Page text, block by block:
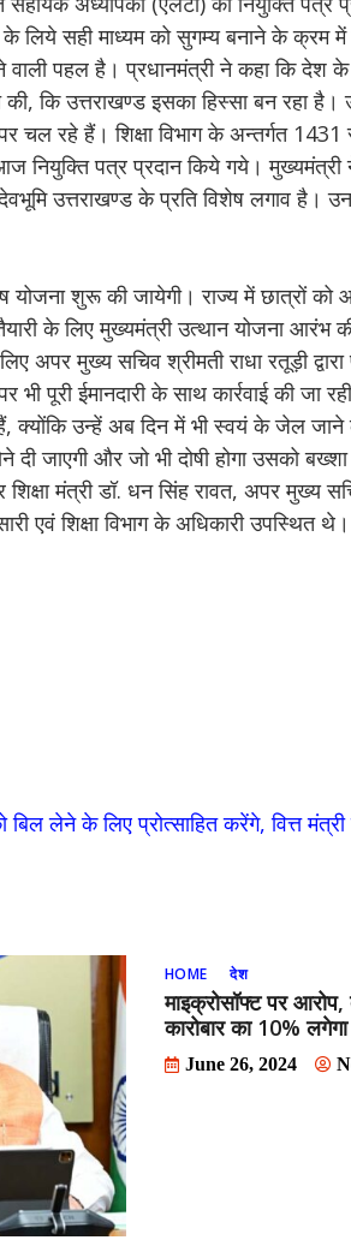
सही माध्यम को सुगम्य बनाने के क्रम
पहल है। प्रधानमंत्री ने कहा कि देश
कि उत्तराखण्ड इसका हिस्सा बन रहा है।
चल रहे हैं। शिक्षा विभाग के अन्तर्गत
पत्र प्रदान किये गये। मुख्यमंत्री
उत्तराखण्ड के प्रति विशेष लगाव है।
योजना शुरू की जायेगी। राज्य में छात्रों
के लिए मुख्यमंत्री उत्थान योजना आरंभ
अपर मुख्य सचिव श्रीमती राधा रतूड़ी
भी पूरी ईमानदारी के साथ कार्रवाई की जा
उन्हें अब दिन में भी स्वयं के जेल
जाएगी और जो भी दोषी होगा उसको
मंत्री डॉ. धन सिंह रावत, अपर मुख्य
एवं शिक्षा विभाग के अधिकारी उपस्थित थे।
लेने के लिए प्रोत्साहित करेंगे, वित्त
HOME देश
माइक्रोसॉफ्ट पर आरोप,
कारोबार का 10% लगेगा
June 26, 2024